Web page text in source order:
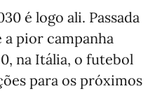
é logo ali. Passada
a pior campanha
na Itália, o futebol
para os próximos